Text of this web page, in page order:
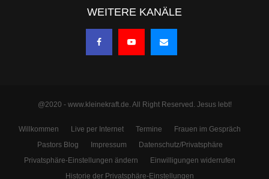
WEITERE KANÄLE
@2020 - www.kleinekraft.de. All Right Reserved. Jesus lebt!
Willkommen Live per Internet Termine
Frauen im Gespräch
Pastors Blog
Impressum
Datenschutz/Privatsphäre
Privatsphäre-Einstellungen ändern
Einwilligungen widerrufen
Historie der Privatsphäre-Einstellungen